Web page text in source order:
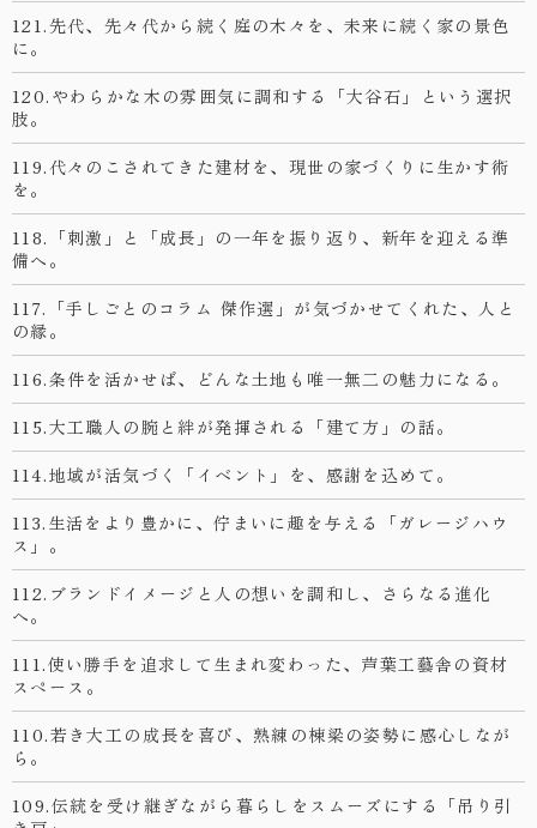
121.先代、先々代から続く庭の木々を、未来に続く家の景色
に。
120.やわらかな木の雰囲気に調和する「大谷石」という選択
肢。
119.代々のこされてきた建材を、現世の家づくりに生かす術
を。
118.「刺激」と「成長」の一年を振り返り、新年を迎える準
備へ。
117.「手しごとのコラム 傑作選」が気づかせてくれた、人と
の縁。
116.条件を活かせば、どんな土地も唯一無二の魅力になる。
115.大工職人の腕と絆が発揮される「建て方」の話。
114.地域が活気づく「イベント」を、感謝を込めて。
113.生活をより豊かに、佇まいに趣を与える「ガレージハウ
ス」。
112.ブランドイメージと人の想いを調和し、さらなる進化
へ。
111.使い勝手を追求して生まれ変わった、芦葉工藝舎の資材
スペース。
110.若き大工の成長を喜び、熟練の棟梁の姿勢に感心しなが
ら。
109.伝統を受け継ぎながら暮らしをスムーズにする「吊り引